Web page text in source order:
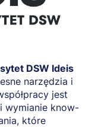
DSW Ideis
narzędzia i
jest
wymianie know-
które